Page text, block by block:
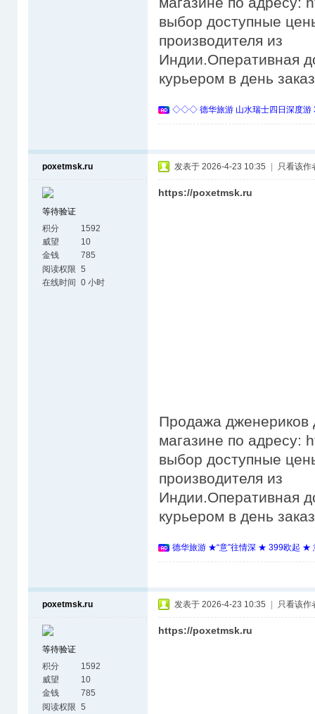
выбор доступные
производителя из
Индии.Оперативная
курьером в день
◇◇◇ 德华旅游 山水瑞士四日深度
poxetmsk.ru
等待验证
积分
1592
威望
10
金钱
785
阅读权限 5
在线时间 0 小时
发表于 2026-4-23 10:35 只看该作
https://poxetmsk.ru
Продажа дженериков
магазине по адресу:
выбор доступные
производителя из
Индии.Оперативная
курьером в день
德华旅游 ★“意”往情深 ★ 399欧起 ★
poxetmsk.ru
等待验证
积分
1592
威望
10
金钱
785
阅读权限 5
发表于 2026-4-23 10:35 只看该作
https://poxetmsk.ru